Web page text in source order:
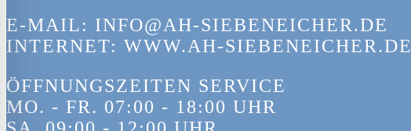
E-MAIL: INFO@AH-SIEBENEICHER.DE
INTERNET: WWW.AH-SIEBENEICHER.DE
ÖFFNUNGSZEITEN SERVICE
MO. - FR. 07:00 - 18:00 UHR